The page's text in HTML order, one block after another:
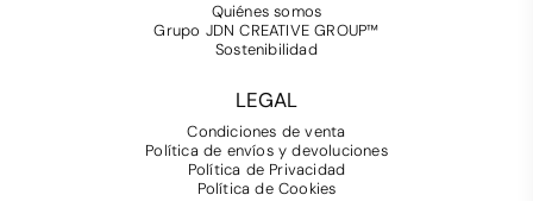
Quiénes somos
Grupo JDN CREATIVE GROUP™
Sostenibilidad
LEGAL
Condiciones de venta
Política de envíos y devoluciones
Política de Privacidad
Política de Cookies